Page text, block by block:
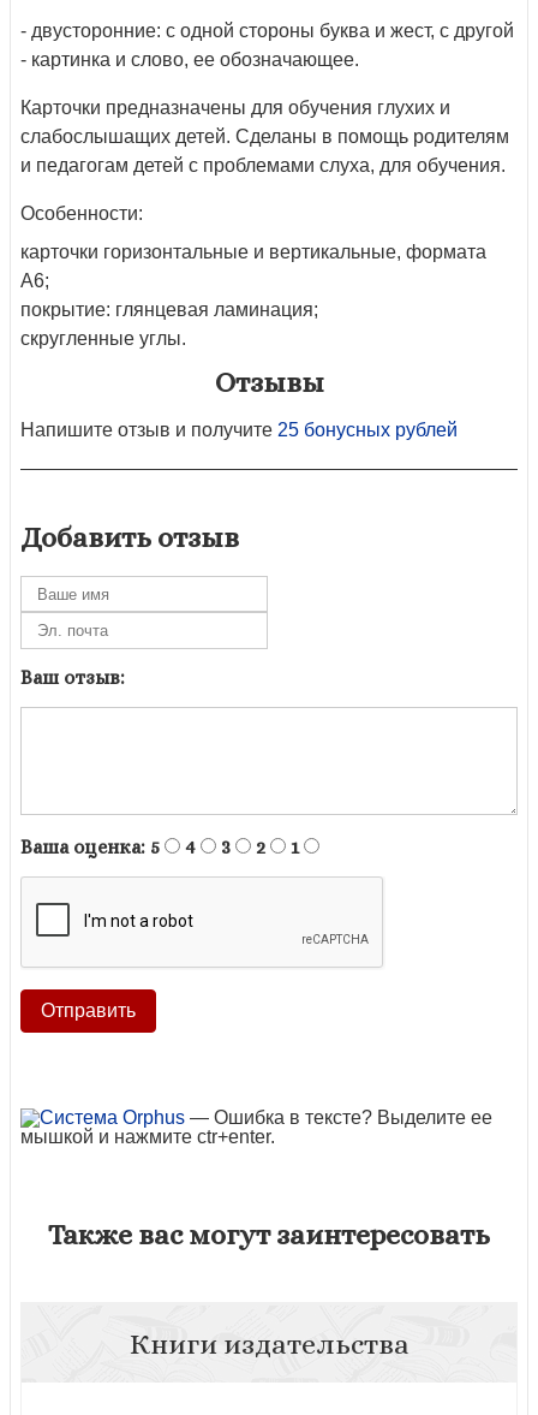
- двусторонние: с одной стороны буква и жест, с другой
- картинка и слово, ее обозначающее.
Карточки предназначены для обучения глухих и
слабослышащих детей. Сделаны в помощь родителям
и педагогам детей с проблемами слуха, для обучения.
Особенности:
карточки горизонтальные и вертикальные, формата
А6;
покрытие: глянцевая ламинация;
скругленные углы.
Отзывы
Напишите отзыв и получите 25 бонусных рублей
Добавить отзыв
Ваш отзыв:
Ваша оценка: 5 4 3 2 1
— Ошибка в тексте? Выделите ее
мышкой и нажмите ctr+enter.
Также вас могут заинтересовать
Книги издательства